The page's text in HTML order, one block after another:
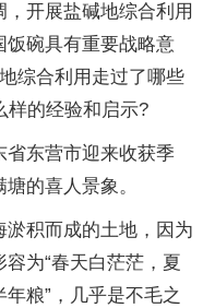
开展盐碱地综合利用
饭碗具有重要战略意
综合利用走过了哪些
样的经验和启示?
省东营市迎来收获季
的喜人景象。
积而成的土地，因为
为“春天白茫茫，夏
粮”，几乎是不毛之